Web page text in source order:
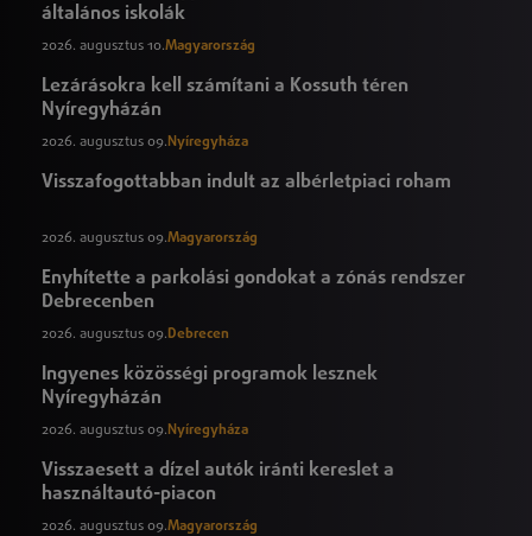
általános iskolák
2026. augusztus 10.Magyarország
Lezárásokra kell számítani a Kossuth téren
Nyíregyházán
2026. augusztus 09. Nyíregyháza
Visszafogottabban indult az albérletpiaci roham
2026. augusztus 09.Magyarország
Enyhítette a parkolási gondokat a zónás rendszer
Debrecenben
2026. augusztus 09.Debrecen
Ingyenes közösségi programok lesznek
Nyíregyházán
2026. augusztus 09. Nyíregyháza
Visszaesett a dízel autók iránti kereslet a
használtautó-piacon
2026. augusztus 09.Magyarország